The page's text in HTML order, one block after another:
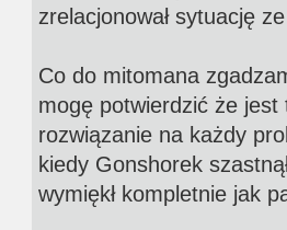
zrelacjonował sytuację
Co do mitomana
mogę potwierdzić że jest
rozwiązanie na każdy
kiedy Gonshorek
wymiękł kompletnie jak